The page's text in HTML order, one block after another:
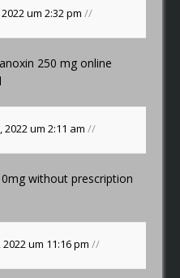
um 2:32 pm//
250 mg online
2022 um 2:11 am//
without prescription
um 11:16 pm//